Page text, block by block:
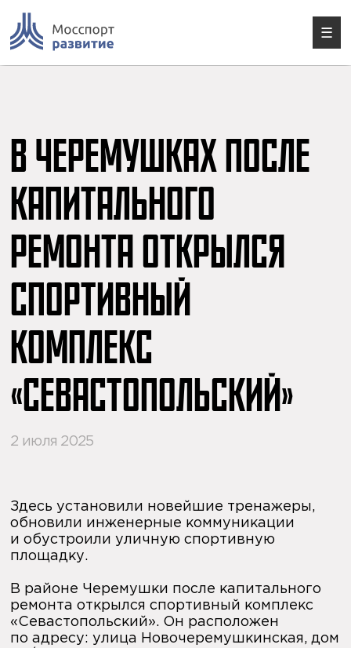
content
☰
В ЧЕРЕМУШКАХ ПОСЛЕ
КАПИТАЛЬНОГО
РЕМОНТА ОТКРЫЛСЯ
СПОРТИВНЫЙ
КОМПЛЕКС
«СЕВАСТОПОЛЬСКИЙ»
2 июля 2025
Здесь установили новейшие тренажеры,
обновили инженерные коммуникации
и обустроили уличную спортивную
площадку.
В районе Черемушки после капитального
ремонта открылся спортивный комплекс
«Севастопольский». Он расположен
по адресу: улица Новочеремушкинская, дом